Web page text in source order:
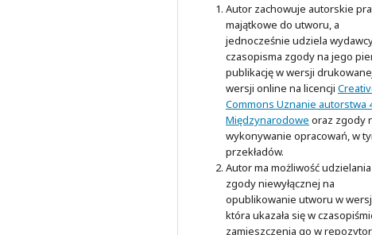
Autor zachowuje autorskie
majątkowe do utworu, a
jednocześnie udziela
czasopisma zgody na jego
publikację w wersji
wersji online na licencji
Commons Uznanie autorstwa
Międzynarodowe oraz zgody
wykonywanie opracowań, w
przekładów.
Autor ma możliwość udzielania
zgody niewyłącznej na
opublikowanie utworu w
która ukazała się w
zamieszczenia go w